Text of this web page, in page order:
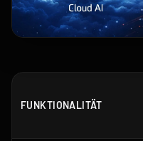
FUNKTIONALITÄT